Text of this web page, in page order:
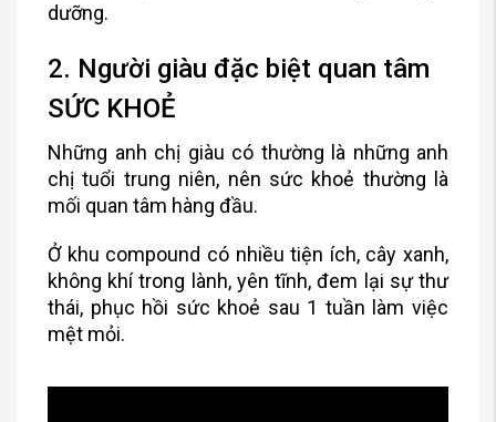
dưỡng.
2. Người giàu đặc biệt quan tâm
SỨC KHOẺ
Những anh chị giàu có thường là những anh
chị tuổi trung niên, nên sức khoẻ thường là
mối quan tâm hàng đầu.
Ở khu compound có nhiều tiện ích, cây xanh,
không khí trong lành, yên tĩnh, đem lại sự thư
thái, phục hồi sức khoẻ sau 1 tuần làm việc
mệt mỏi.